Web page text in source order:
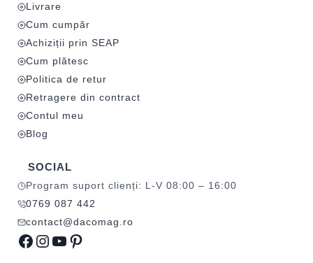
Livrare
Cum cumpăr
Achiziții prin SEAP
Cum plătesc
Politica de retur
Retragere din contract
Contul meu
Blog
SOCIAL
Program suport clienți: L-V 08:00 – 16:00
0769 087 442
contact@dacomag.ro
Facebook
Instagram
YouTube
Pinterest